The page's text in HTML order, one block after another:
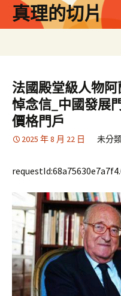
真理的切片
法國殿堂級人物阿
悼念信_中國發展
價格門戶
2025 年 8 月 22 日 未分